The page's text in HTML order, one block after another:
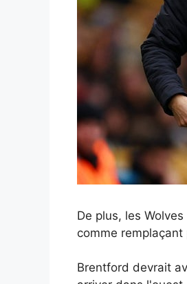
De plus, les
comme remplaçant
Brentford devrait